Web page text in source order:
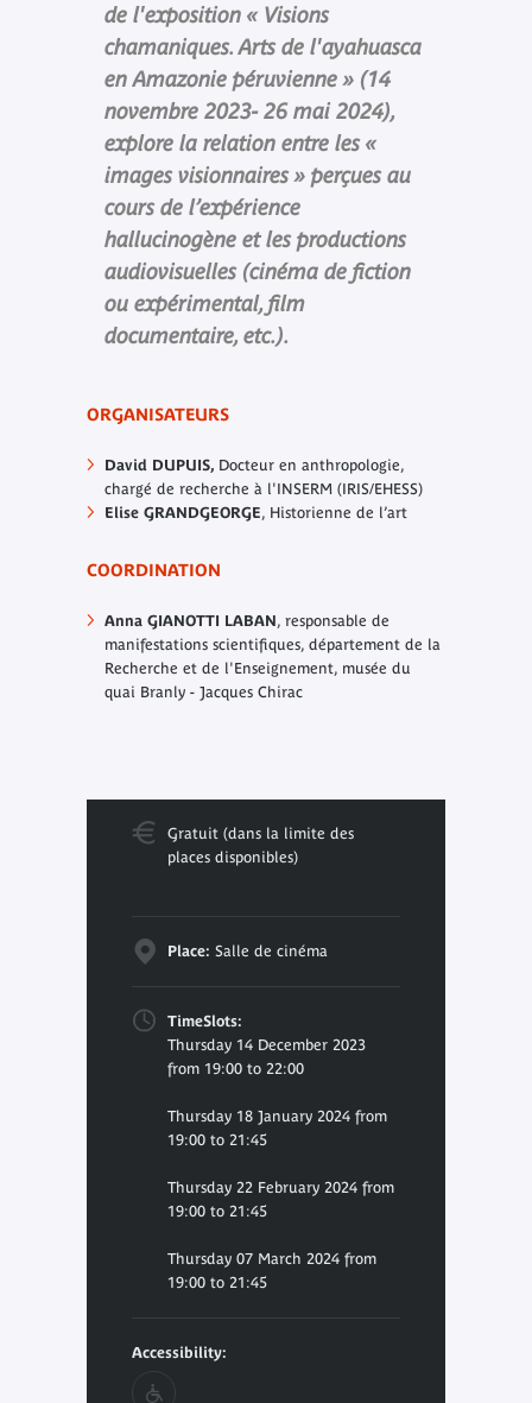
de l'exposition « Visions
chamaniques. Arts de l'ayahuasca
en Amazonie péruvienne » (14
novembre 2023- 26 mai 2024),
explore la relation entre les «
images visionnaires » perçues au
cours de l’expérience
hallucinogène et les productions
audiovisuelles (cinéma de fiction
ou expérimental, film
documentaire, etc.).
ORGANISATEURS
David DUPUIS, Docteur en anthropologie,
chargé de recherche à l'INSERM (IRIS/EHESS)
Elise GRANDGEORGE, Historienne de l’art
COORDINATION
Anna GIANOTTI LABAN, responsable de
manifestations scientifiques, département de la
Recherche et de l'Enseignement, musée du
quai Branly - Jacques Chirac
Gratuit (dans la limite des
places disponibles)
Place: Salle de cinéma
TimeSlots:
Thursday 14 December 2023
from 19:00 to 22:00
Thursday 18 January 2024 from
19:00 to 21:45
Thursday 22 February 2024 from
19:00 to 21:45
Thursday 07 March 2024 from
19:00 to 21:45
Accessibility: